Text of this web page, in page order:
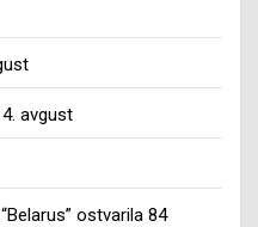
avgust
ostvarila 84